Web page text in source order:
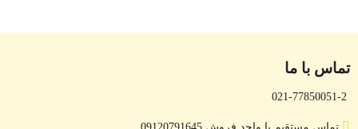
تماس با ما
021-77850051-2